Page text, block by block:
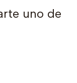
uno de